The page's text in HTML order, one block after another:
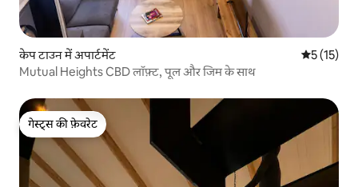
केप टाउन में अपार्टमेंट औसत रेटिंग
5 (15)
Mutual Heights CBD लॉफ़्ट, पूल और जिम के साथ
गेस्ट्स की फ़ेवरेट
गेस्ट्स की फ़ेवरेट